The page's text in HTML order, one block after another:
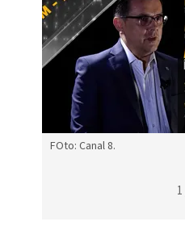
FOto: Canal 8.
1